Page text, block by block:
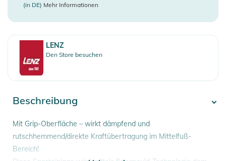
(in DE) Mehr Informationen
LENZ
Den Store besuchen
Beschreibung
Mit Grip-Oberfläche – wirkt dämpfend und
rutschhemmend/direkte Kraftübertragung im Mittelfuß-
Bereich!